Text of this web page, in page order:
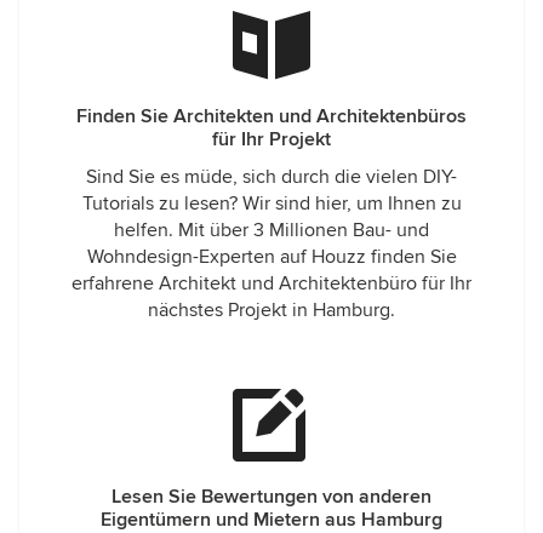
Finden Sie Architekten und Architektenbüros
für Ihr Projekt
Sind Sie es müde, sich durch die vielen DIY-
Tutorials zu lesen? Wir sind hier, um Ihnen zu
helfen. Mit über 3 Millionen Bau- und
Wohndesign-Experten auf Houzz finden Sie
erfahrene Architekt und Architektenbüro für Ihr
nächstes Projekt in Hamburg.
Lesen Sie Bewertungen von anderen
Eigentümern und Mietern aus Hamburg